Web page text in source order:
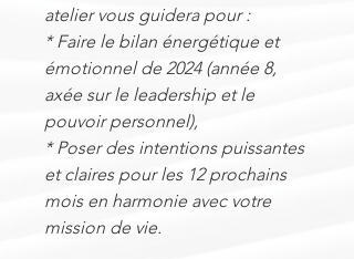
atelier vous guidera pour :
* Faire le bilan énergétique et
émotionnel de 2024 (année 8,
axée sur le leadership et le
pouvoir personnel),
* Poser des intentions puissantes
et claires pour les 12 prochains
mois en harmonie avec votre
mission de vie.